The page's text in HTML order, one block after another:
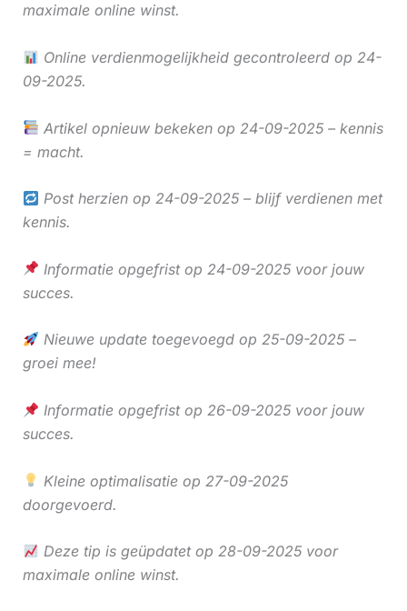
maximale online winst.
Online verdienmogelijkheid gecontroleerd op 24-
09-2025.
Artikel opnieuw bekeken op 24-09-2025 – kennis
= macht.
Post herzien op 24-09-2025 – blijf verdienen met
kennis.
Informatie opgefrist op 24-09-2025 voor jouw
succes.
Nieuwe update toegevoegd op 25-09-2025 –
groei mee!
Informatie opgefrist op 26-09-2025 voor jouw
succes.
Kleine optimalisatie op 27-09-2025
doorgevoerd.
Deze tip is geüpdatet op 28-09-2025 voor
maximale online winst.